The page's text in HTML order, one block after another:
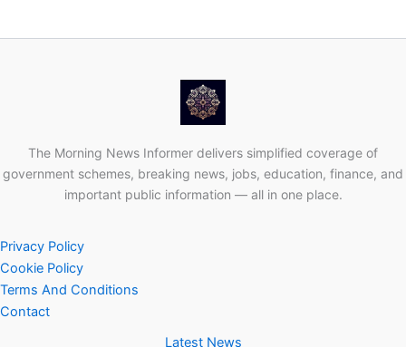
The Morning News Informer delivers simplified coverage of
government schemes, breaking news, jobs, education, finance, and
important public information — all in one place.
Privacy Policy
Cookie Policy
Terms And Conditions
Contact
Latest News